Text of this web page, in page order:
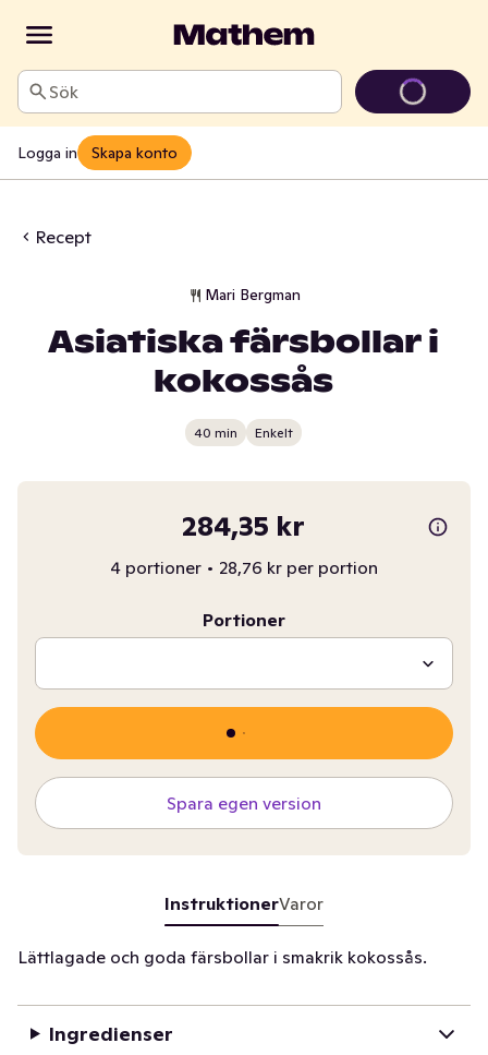
Sök
Logga in Skapa konto
Recept
Mari Bergman
Asiatiska färsbollar i
kokossås
40 min Enkelt
284,35 kr
4 portioner • 28,76 kr per portion
Portioner
Spara egen version
InstruktionerVaror
Lättlagade och goda färsbollar i smakrik kokossås.
Ingredienser